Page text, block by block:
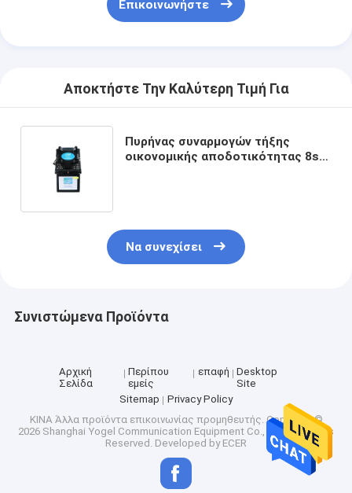
Επικοινωνήστε
Αποκτήστε Την Καλύτερη Τιμή Για
Πυρήνας συναρμογών τήξης
οικονομικής αποδοτικότητας 8s
Να συνεχίσει
Συνιστώμενα Προϊόντα
Αρχική
Σελίδα
Περίπου
εμείς
επαφή
Desktop
Site
Sitemap
Privacy Policy
ΚΙΝΑ Άλλα προϊόντα επικοινωνίας προμηθευτής. Copyright ©
2026 Shanghai Yogel Communication Equipment Co., Ltd.. All Rights
Reserved. Developed by ECER